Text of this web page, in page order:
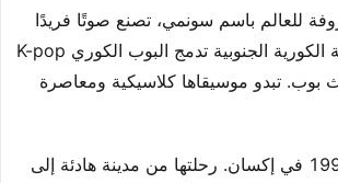
للعالم باسم سونمي، تصنع صوتًا فريدًا
خاصًا بها. هذه الفنانة الكورية الجنوبية تدمج البوب الكوري K-pop
بوب. تبدو موسيقاها كلاسيكية ومعاصرة
ولدت في 2 مايو 1992 في إكسان. رحلتها من مدينة هادئة إلى